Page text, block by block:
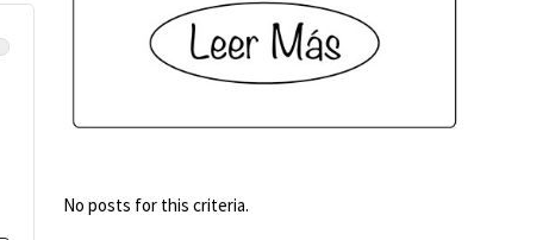
No posts for this criteria.